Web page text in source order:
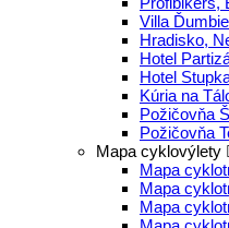
Villa
Hradisko,
Hotel
Hotel
Kúria na
Požičovňa
Požičovňa
Mapa cyklovýlety
Mapa
Mapa
Mapa